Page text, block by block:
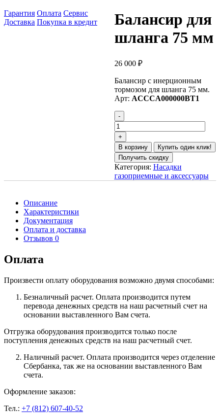
Гарантия Оплата Сервис
Доставка Покупка в кредит
Балансир для
шланга 75 мм
26 000 ₽
Балансир с инерционным
тормозом для шланга 75 мм.
Арт: ACCCA000000BT1
В корзину
Купить один клик!
Получить скидку
Категория: Насадки
газоприемные и аксессуары
Описание
Характеристики
Документация
Оплата и доставка
Отзывов 0
Оплата
Произвести оплату оборудования возможно двумя способами:
Безналичный расчет. Оплата производится путем
перевода денежных средств на наш расчетный счет на
основании выставленного Вам счета.
Отгрузка оборудования производится только после
поступления денежных средств на наш расчетный счет.
Наличный расчет. Оплата производится через отделение
Сбербанка, так же на основании выставленного Вам
счета.
Оформление заказов:
Тел.: +7 (812) 607-40-52